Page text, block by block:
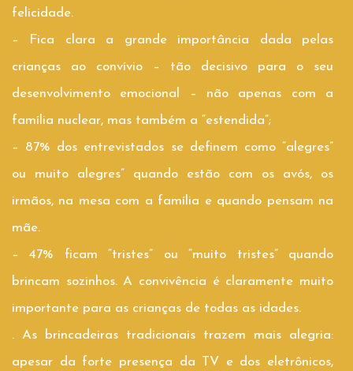
felicidade.
– Fica clara a grande importância dada pelas
crianças ao convívio – tão decisivo para o seu
desenvolvimento emocional – não apenas com a
família nuclear, mas também a “estendida”;
– 87% dos entrevistados se definem como “alegres”
ou muito alegres” quando estão com os avós, os
irmãos, na mesa com a família e quando pensam na
mãe.
– 47% ficam “tristes” ou “muito tristes” quando
brincam sozinhos. A convivência é claramente muito
importante para as crianças de todas as idades.
. As brincadeiras tradicionais trazem mais alegria:
apesar da forte presença da TV e dos eletrônicos,